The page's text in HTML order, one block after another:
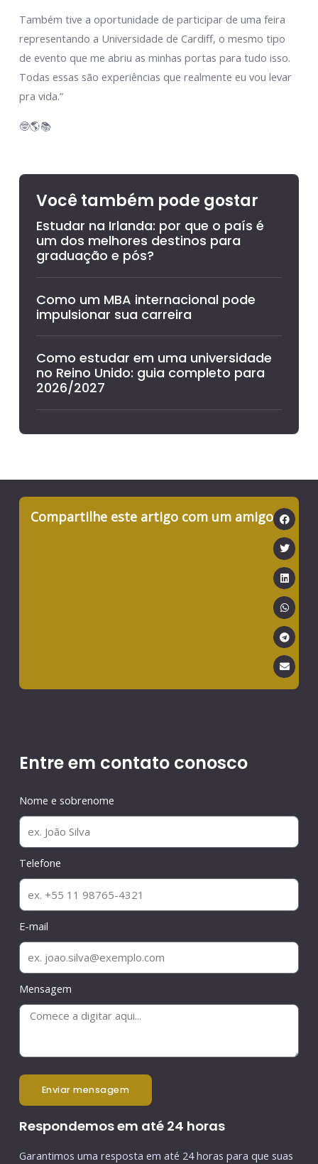
Também tive a oportunidade de participar de uma feira
representando a Universidade de Cardiff, o mesmo tipo
de evento que me abriu as minhas portas para tudo isso.
Todas essas são experiências que realmente eu vou levar
pra vida.”
🤓🌎📚
Você também pode gostar
Estudar na Irlanda: por que o país é
um dos melhores destinos para
graduação e pós?
Como um MBA internacional pode
impulsionar sua carreira
Como estudar em uma universidade
no Reino Unido: guia completo para
2026/2027
Compartilhe este artigo com um amigo
Entre em contato conosco
Nome e sobrenome
Telefone
E-mail
Mensagem
enviar mensagem
Respondemos em até 24 horas
Garantimos uma resposta em até 24 horas para que suas